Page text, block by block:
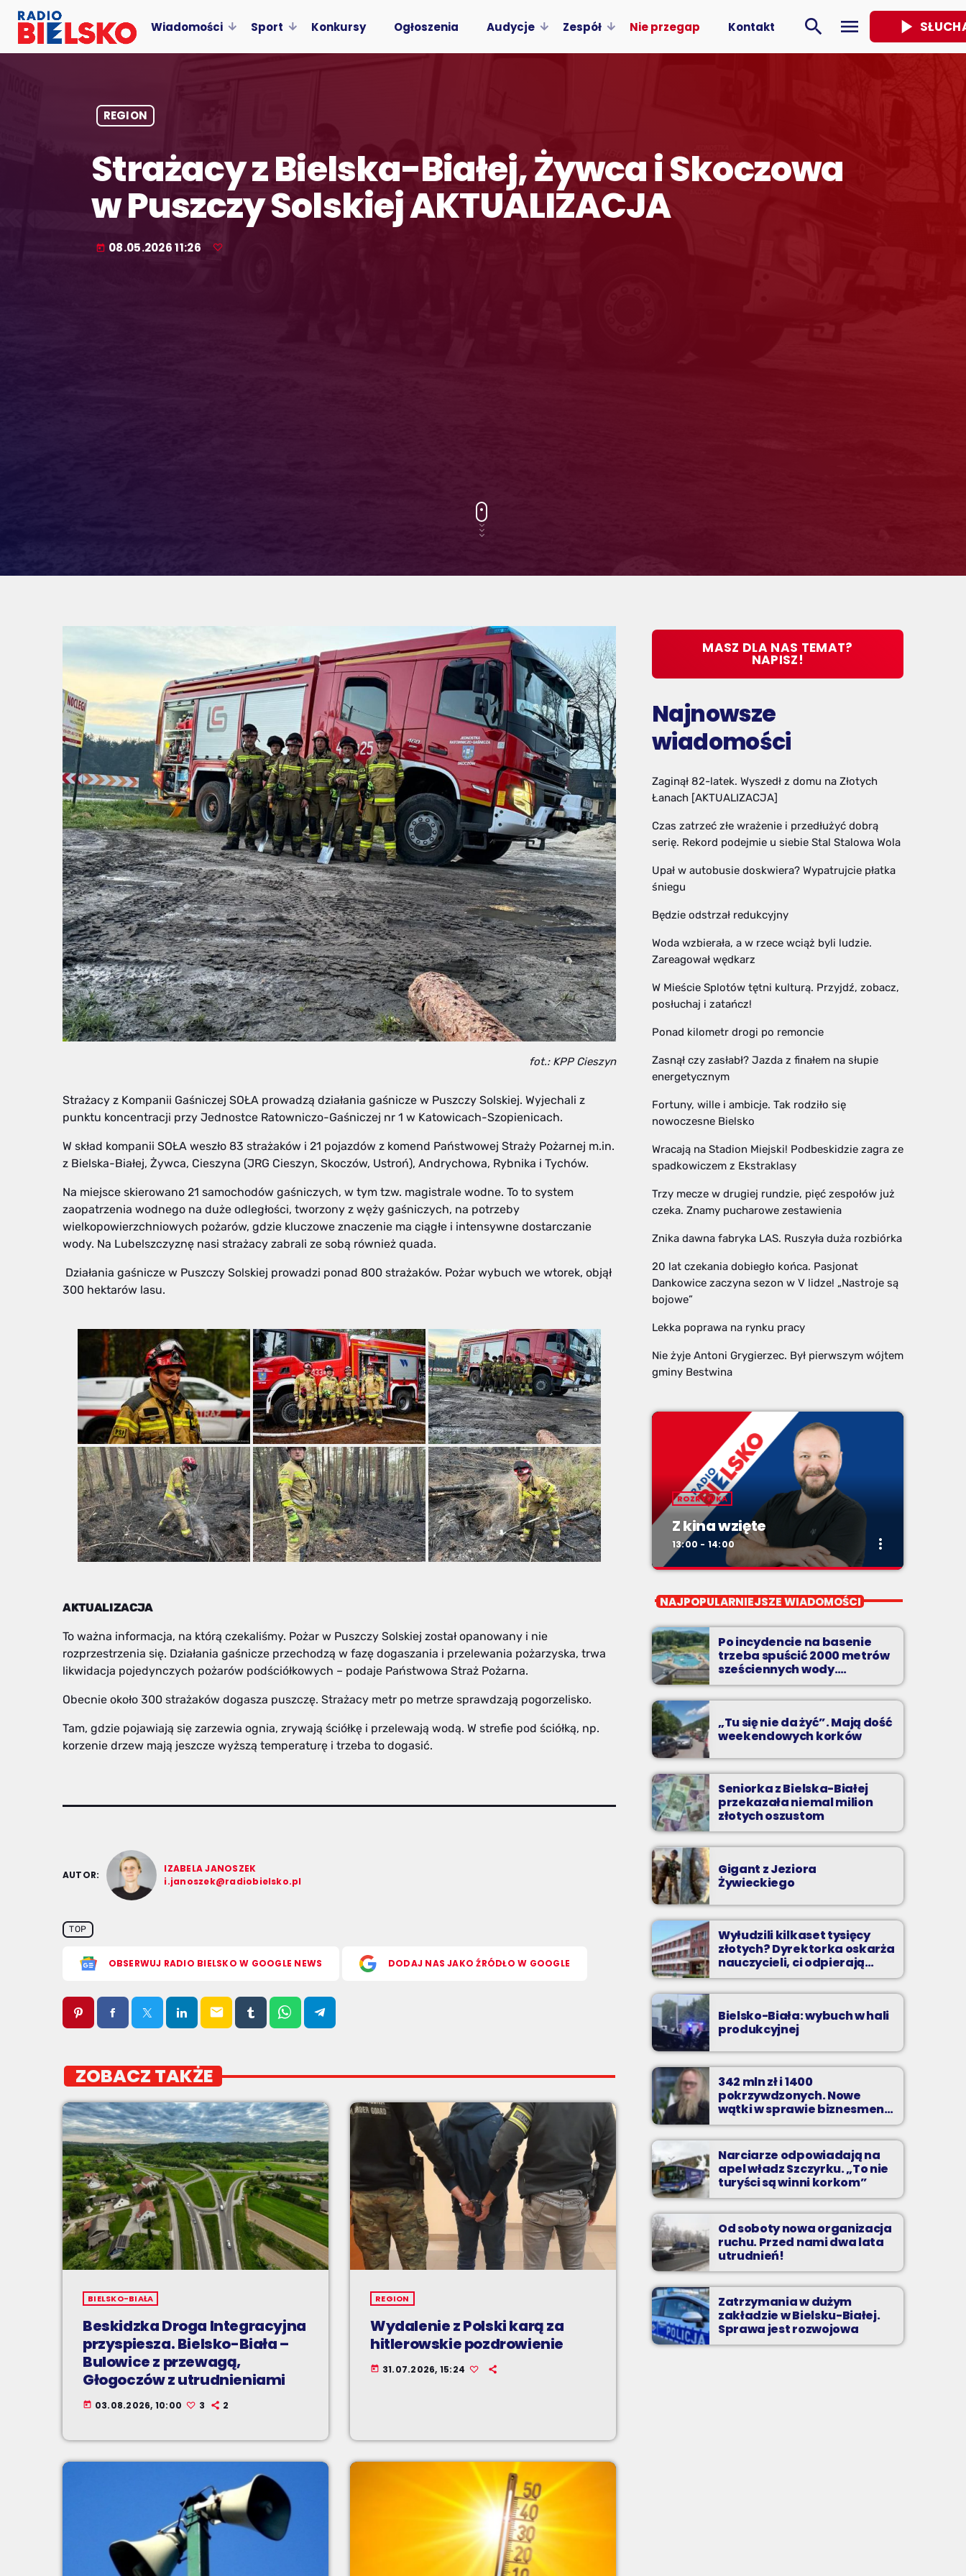
Wiadomości Sport Konkursy Ogłoszenia Audycje Zespół Nie przegap Kontakt search menu play_arrow
REGION
Strażacy z Bielska-Białej, Żywca i Skoczowa
w Puszczy Solskiej AKTUALIZACJA
today 08.05.2026 11:26
fot.: KPP Cieszyn
Strażacy z Kompanii Gaśniczej SOŁA prowadzą działania gaśnicze w Puszczy Solskiej. Wyjechali z
punktu koncentracji przy Jednostce Ratowniczo-Gaśniczej nr 1 w Katowicach-Szopienicach.
W skład kompanii SOŁA weszło 83 strażaków i 21 pojazdów z komend Państwowej Straży Pożarnej m.in.
z Bielska-Białej, Żywca, Cieszyna (JRG Cieszyn, Skoczów, Ustroń), Andrychowa, Rybnika i Tychów.
Na miejsce skierowano 21 samochodów gaśniczych, w tym tzw. magistrale wodne. To to system
zaopatrzenia wodnego na duże odległości, tworzony z węży gaśniczych, na potrzeby
wielkopowierzchniowych pożarów, gdzie kluczowe znaczenie ma ciągłe i intensywne dostarczanie
wody. Na Lubelszczyznę nasi strażacy zabrali ze sobą również quada.
Działania gaśnicze w Puszczy Solskiej prowadzi ponad 800 strażaków. Pożar wybuch we wtorek, objął
300 hektarów lasu.
AKTUALIZACJA
To ważna informacja, na którą czekaliśmy. Pożar w Puszczy Solskiej został opanowany i nie
rozprzestrzenia się. Działania gaśnicze przechodzą w fazę dogaszania i przelewania pożarzyska, trwa
likwidacja pojedynczych pożarów podściółkowych – podaje Państwowa Straż Pożarna.
Obecnie około 300 strażaków dogasza puszczę. Strażacy metr po metrze sprawdzają pogorzelisko.
Tam, gdzie pojawiają się zarzewia ognia, zrywają ściółkę i przelewają wodą. W strefie pod ściółką, np.
korzenie drzew mają jeszcze wyższą temperaturę i trzeba to dogasić.
AUTOR:
IZABELA JANOSZEK
i.janoszek@radiobielsko.pl
TOP
OBSERWUJ RADIO BIELSKO W GOOGLE NEWS DODAJ NAS JAKO ŹRÓDŁO W GOOGLE
email
ZOBACZ TAKŻE
BIELSKO-BIAŁA
Beskidzka Droga Integracyjna
przyspiesza. Bielsko-Biała –
Bulowice z przewagą,
Głogoczów z utrudnieniami
today 03.08.2026, 10:00 3 2
REGION
Wydalenie z Polski karą za
hitlerowskie pozdrowienie
today 31.07.2026, 15:24
MASZ DLA NAS TEMAT?
NAPISZ!
Najnowsze
wiadomości
Zaginął 82-latek. Wyszedł z domu na Złotych
Łanach [AKTUALIZACJA]
Czas zatrzeć złe wrażenie i przedłużyć dobrą
serię. Rekord podejmie u siebie Stal Stalowa Wola
Upał w autobusie doskwiera? Wypatrujcie płatka
śniegu
Będzie odstrzał redukcyjny
Woda wzbierała, a w rzece wciąż byli ludzie.
Zareagował wędkarz
W Mieście Splotów tętni kulturą. Przyjdź, zobacz,
posłuchaj i zatańcz!
Ponad kilometr drogi po remoncie
Zasnął czy zasłabł? Jazda z finałem na słupie
energetycznym
Fortuny, wille i ambicje. Tak rodziło się
nowoczesne Bielsko
Wracają na Stadion Miejski! Podbeskidzie zagra ze
spadkowiczem z Ekstraklasy
Trzy mecze w drugiej rundzie, pięć zespołów już
czeka. Znamy pucharowe zestawienia
Znika dawna fabryka LAS. Ruszyła duża rozbiórka
20 lat czekania dobiegło końca. Pasjonat
Dankowice zaczyna sezon w V lidze! „Nastroje są
bojowe”
Lekka poprawa na rynku pracy
Nie żyje Antoni Grygierzec. Był pierwszym wójtem
gminy Bestwina
ROZRYWKA
Z kina wzięte
13:00 - 14:00 more_vert
Z kina wzięte
Z Kina Wzięte to audycja w której film
występuje roli głównej.
NAJPOPULARNIEJSZE WIADOMOŚCI
Po incydencie na basenie
trzeba spuścić 2000 metrów
sześciennych wody.
„Ogromne koszty i ogromna
praca”
„Tu się nie da żyć”. Mają dość
weekendowych korków
Seniorka z Bielska-Białej
przekazała niemal milion
złotych oszustom
Gigant z Jeziora
Żywieckiego
Wyłudzili kilkaset tysięcy
złotych? Dyrektorka oskarża
nauczycieli, ci odpierają
zarzuty
Bielsko-Biała: wybuch w hali
produkcyjnej
342 mln zł i 1400
pokrzywdzonych. Nowe
wątki w sprawie biznesmena
z Bielska-Białej
Narciarze odpowiadają na
apel władz Szczyrku. „To nie
turyści są winni korkom”
Od soboty nowa organizacja
ruchu. Przed nami dwa lata
utrudnień!
Zatrzymania w dużym
zakładzie w Bielsku-Białej.
Sprawa jest rozwojowa